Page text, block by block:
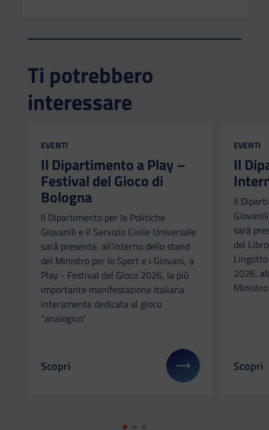
Ti potrebbero
interessare
CATEGORIA:
EVENTI
Il Dipartimento a Play –
Festival del Gioco di
Bologna
Il Dipartimento per le Politiche
Giovanili e il Servizio Civile Universale
sarà presente, all’interno dello stand
del Ministro per lo Sport e i Giovani, a
Play - Festival del Gioco 2026, la più
importante manifestazione italiana
interamente dedicata al gioco
“analogico”
Il link ti porterà ad avere maggiori dettagli su: Il
Scopri
EVENTI
Il
Il
sarà
del
2026,
Il link
Scopri